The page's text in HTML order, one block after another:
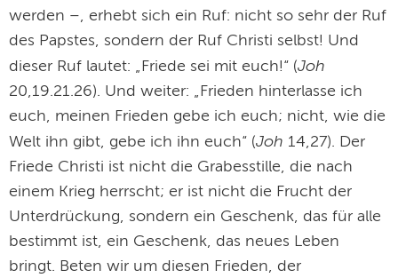
werden –, erhebt sich ein Ruf: nicht so sehr der Ruf
des Papstes, sondern der Ruf Christi selbst! Und
dieser Ruf lautet: „Friede sei mit euch!“ (Joh
20,19.21.26). Und weiter: „Frieden hinterlasse ich
euch, meinen Frieden gebe ich euch; nicht, wie die
Welt ihn gibt, gebe ich ihn euch“ (Joh 14,27). Der
Friede Christi ist nicht die Grabesstille, die nach
einem Krieg herrscht; er ist nicht die Frucht der
Unterdrückung, sondern ein Geschenk, das für alle
bestimmt ist, ein Geschenk, das neues Leben
bringt. Beten wir um diesen Frieden, der